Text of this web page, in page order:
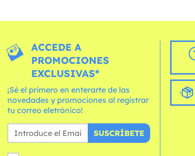
ACCEDE A
PROMOCIONES
EXCLUSIVAS*
¡Sé el primero en enterarte de las
novedades y promociones al registrar
tu correo eletrónico!
SUSCRÍBETE